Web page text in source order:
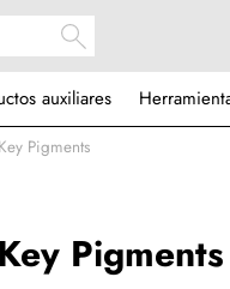
auxiliares
Key Pigments
Key Pigments